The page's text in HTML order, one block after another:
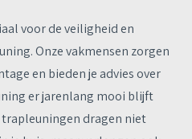
voor de veiligheid en
Onze vakmensen zorgen
en bieden je advies over
er jarenlang mooi blijft
dragen niet